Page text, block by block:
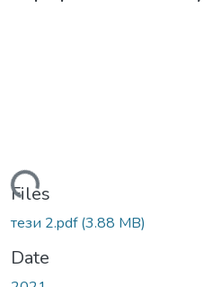
Files
тези 2.pdf(3.88 MB)
Date